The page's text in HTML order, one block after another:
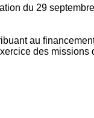
du 29
au
des missions